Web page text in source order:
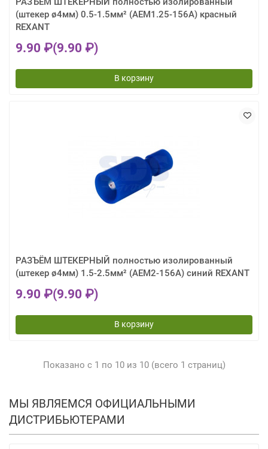
(штекер ø4мм) 0.5-1.5мм² (AEM1.25-156A) красный
REXANT
9.90 ₽(9.90 ₽)
В корзину
РАЗЪЁМ ШТЕКЕРНЫЙ полностью изолированный
(штекер ø4мм) 1.5-2.5мм² (AEM2-156A) синий REXANT
9.90 ₽(9.90 ₽)
В корзину
Показано с 1 по 10 из 10 (всего 1 страниц)
МЫ ЯВЛЯЕМСЯ ОФИЦИАЛЬНЫМИ
ДИСТРИБЬЮТЕРАМИ